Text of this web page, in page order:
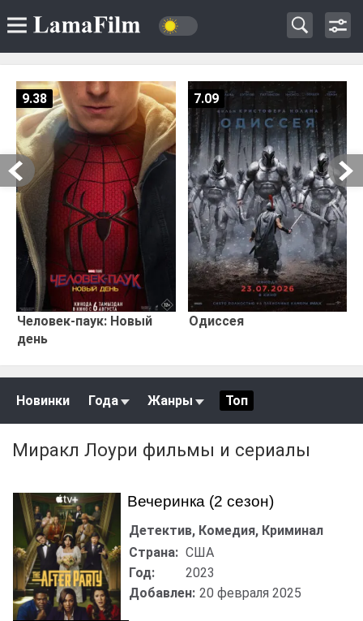
Человек-паук: Новый
день
9.38
Одиссея
7.09
Новинки Года Жанры Топ
Миракл Лоури фильмы и сериалы
Вечеринка (2 сезон)
Детектив, Комедия, Криминал
Страна: США
Год:
2023
Добавлен: 20 февраля 2025